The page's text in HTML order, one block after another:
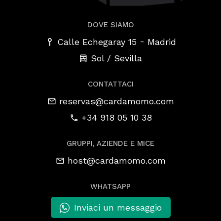
DOVE SIAMO
Calle Echegaray 15 - Madrid
Sol / Sevilla
CONTATTACI
reservas@cardamomo.com
+34 918 05 10 38
GRUPPI, AZIENDE E MICE
host@cardamomo.com
WHATSAPP
Inviaci un messaggio